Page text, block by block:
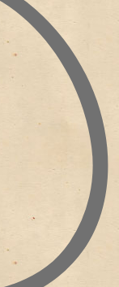
positie dat lezers
in tegenstelling
Het andere
[bewerken]
255 jaargangen
Courant
gebracht door
(SDALC), een
[bewerken]
* Laurens ten
kunstcriticus *
(1955-1983) *
Atte Jongstra,
Kramer,
* Durk van der
* Theo
* Pieter
* Michaël Zeeman,